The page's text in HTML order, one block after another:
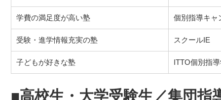
学費の満足度が高い塾 個別指導キャ
受験・進学情報充実の塾 スクールIE
子どもが好きな塾 ITTO個別指
■高校生・大学受験生／集団指